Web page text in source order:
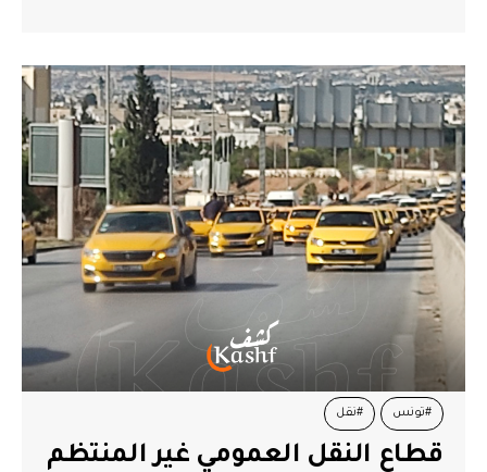
#تونس #نقل
قطاع النقل العمومي غير المنتظم